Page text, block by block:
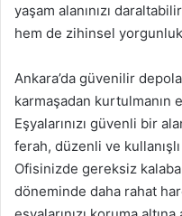
yaşam alanınızı
hem de zihinsel yorgunluk
Ankara’da güvenilir
karmaşadan kurtulmanın
Eşyalarınızı güvenli bir
ferah, düzenli ve
Ofisinizde gereksiz
döneminde daha rahat